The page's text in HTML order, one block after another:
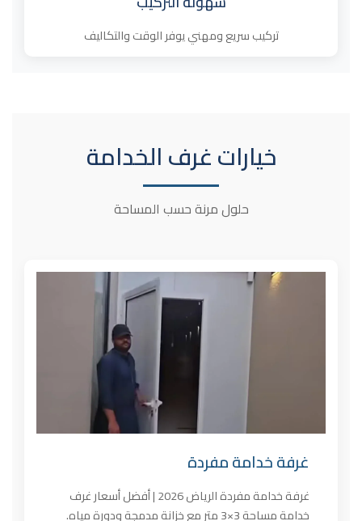
تركيب سريع ومهني يوفر الوقت والتكاليف
خيارات غرف الخدامة
حلول مرنة حسب المساحة
غرفة خدامة مفردة
غرفة خدامة مفردة الرياض 2026 | أفضل أسعار غرف
خدامة مساحة 3×3 متر مع خزانة مدمجة ودورة مياه.